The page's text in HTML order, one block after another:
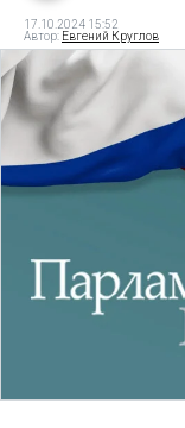
17.10.2024 15:52
Автор: Евгений Круглов